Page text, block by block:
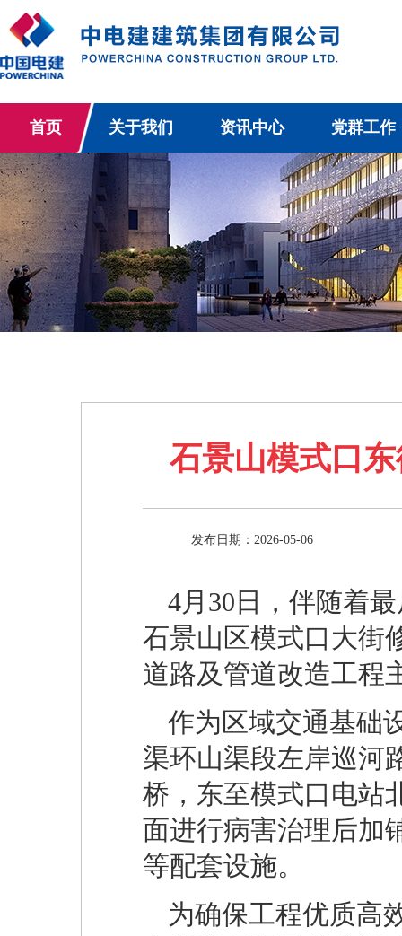
首页 关于我们 资讯中心 党群工作
石景山模式口
发布日期：2026-05-06
4月30日，伴随着
石景山区模式口大街
道路及管道改造工程
作为区域交通基础
渠环山渠段左岸巡河
桥，东至模式口电站
面进行病害治理后加
等配套设施。
为确保工程优质高